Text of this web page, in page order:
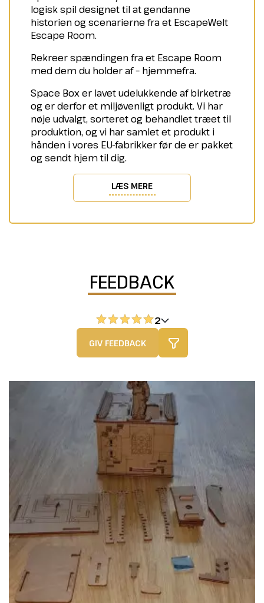
logisk spil designet til at gendanne
historien og scenarierne fra et EscapeWelt
Escape Room.
Rekreer spændingen fra et Escape Room
med dem du holder af – hjemmefra.
Space Box er lavet udelukkende af birketræ
og er derfor et miljøvenligt produkt. Vi har
nøje udvalgt, sorteret og behandlet træet til
produktion, og vi har samlet et produkt i
hånden i vores EU-fabrikker før de er pakket
og sendt hjem til dig.
LÆS MERE
FEEDBACK
2
GIV FEEDBACK